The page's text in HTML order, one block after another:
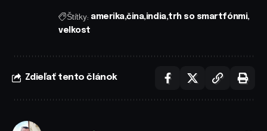
Štítky: amerika čina india trh so smartfónmi
velkost
Zdieľať tento článok